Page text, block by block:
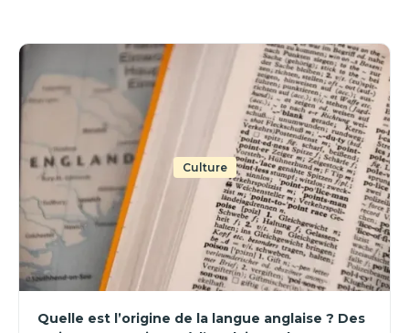
Culture
Quelle est l’origine de la langue anglaise ? Des